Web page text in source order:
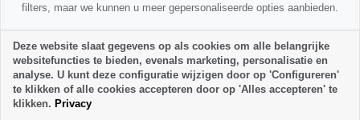
filters, maar we kunnen u meer gepersonaliseerde opties aanbieden.
💡 We helpen u persoonlijk
Neem contact met ons op om u te helpen alternatieven te vinden of u
te adviseren:
Deze website slaat gegevens op als cookies om alle belangrijke
websitefuncties te bieden, evenals marketing, personalisatie en
analyse. U kunt deze configuratie wijzigen door op 'Configureren'
te klikken of alle cookies accepteren door op 'Alles accepteren' te
klikken. Privacy